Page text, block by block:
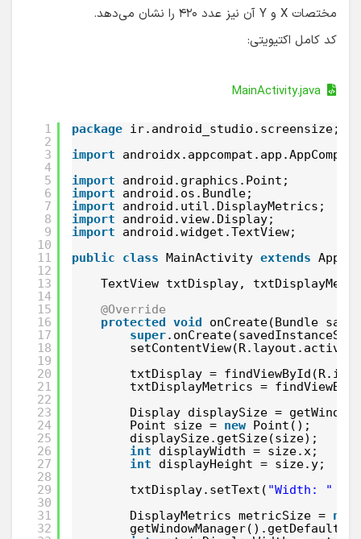
مختصات X و Y آن نیز عدد ۴۲۰ را نشان می‌دهد.
کد کامل اکتیویتی:
MainActivity.java
1
2
3
4
5
6
7
8
9
10
11
12
13
14
15
16
17
18
19
20
21
22
23
24
25
26
27
28
29
30
31
32
package ir.android_studio.screensize;
import
import
android.graphics.Point;
import
android.os.Bundle;
import
android.util.DisplayMetrics;
import
android.view.Display;
import
android.widget.TextView;
public
class MainActivity extends
TextView txtDisplay,
@Override
protected void
onCreate(Bundle
super
txtDisplay =
txtDisplayMetrics =
Display displaySize =
Point size = new Point();
displaySize.getSize(size);
int
displayWidth = size.x;
int
displayHeight = size.y;
txtDisplay.setText( "Width: "
DisplayMetrics metricSize = new